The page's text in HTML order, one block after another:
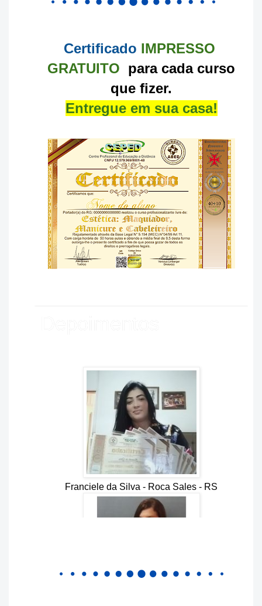
Certificado IMPRESSO
GRATUITO para cada curso
que fizer.
Entregue em sua casa!